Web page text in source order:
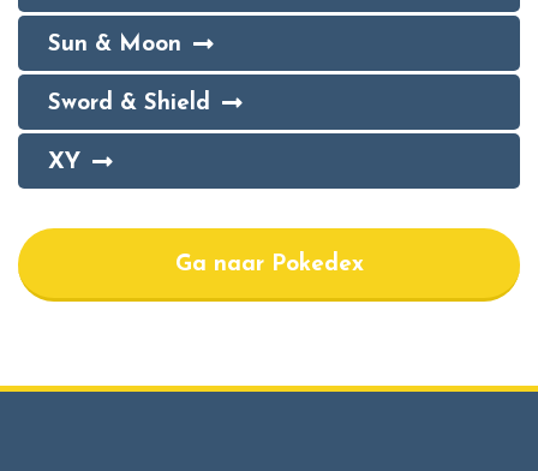
Sun & Moon
Sword & Shield
XY
Ga naar Pokedex